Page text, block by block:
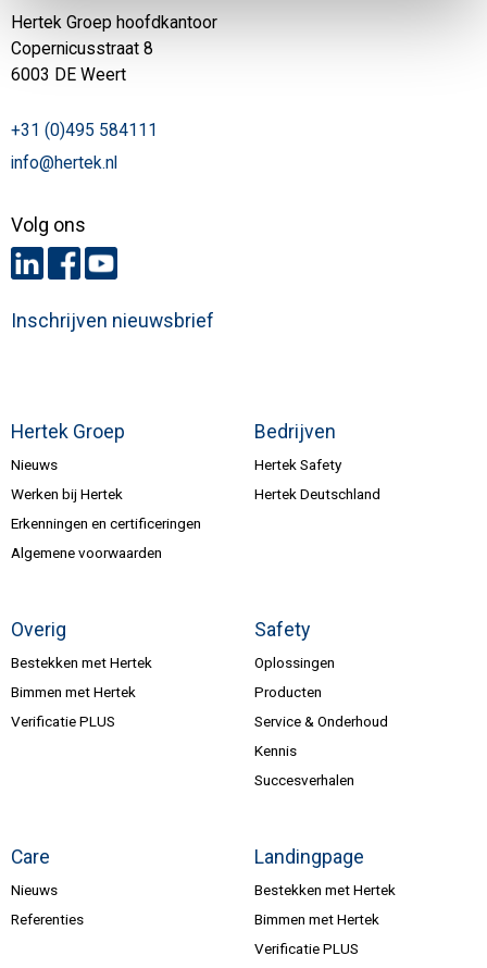
Hertek Groep
Nieuws
Werken bij Hertek
Erkenningen en certificeringen
Algemene voorwaarden
Bedrijven
Hertek Safety
Hertek Deutschland
Overig
Bestekken met Hertek
Bimmen met Hertek
Verificatie PLUS
Safety
Oplossingen
Producten
Service & Onderhoud
Kennis
Succesverhalen
Care
Nieuws
Referenties
Landingpage
Bestekken met Hertek
Bimmen met Hertek
Verificatie PLUS
Hertek Groep hoofdkantoor
Copernicusstraat 8
6003 DE Weert
+31 (0)495 584111
info@hertek.nl
Volg ons
Inschrijven nieuwsbrief